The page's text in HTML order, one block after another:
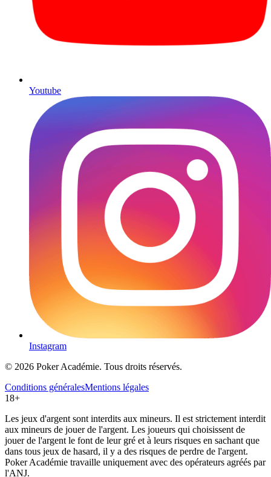
Youtube
Instagram
© 2026 Poker Académie. Tous droits réservés.
Conditions généralesMentions légales
18+
Les jeux d'argent sont interdits aux mineurs. Il est strictement interdit
aux mineurs de jouer de l'argent. Les joueurs qui choisissent de
jouer de l'argent le font de leur gré et à leurs risques en sachant que
dans tous jeux de hasard, il y a des risques de perdre de l'argent.
Poker Académie travaille uniquement avec des opérateurs agréés par
l'ANJ.